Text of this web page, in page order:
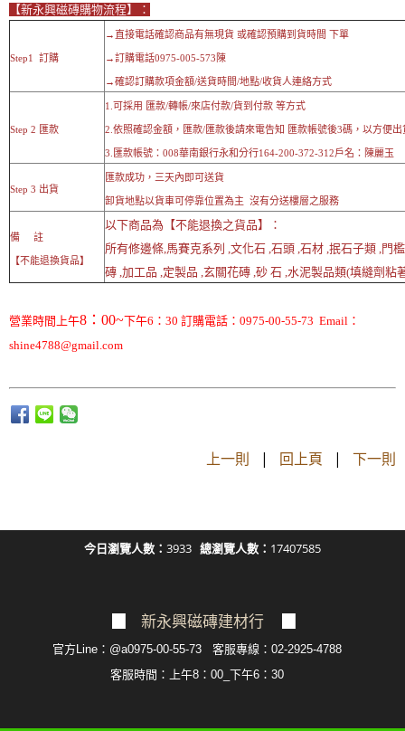
【新永興磁磚購物流程】：
Step1 訂購
→直接電話確認商品有無現貨 或確認預購到貨時間 下單
→訂購電話0975-005-573陳
→確認訂購款項金額/送貨時間/地點/收貨人連絡方式
Step 2 匯款
1.可採用 匯款/轉帳/來店付款/貨到付款 等方式
2.依照確認金額，匯款/匯款後請來電告知 匯款帳號後3碼，以方便出
3.匯款帳號：008華南銀行永和分行164-200-372-312戶名：陳麗玉
Step 3 出貨
匯款成功，三天內即可送貨
卸貨地點以貨車可停靠位置為主 沒有分送樓層之服務
備 註
【不能退換貨品】
以下商品為【不能退換之貨品】：
所有修邊條,馬賽克系列 ,文化石 ,石頭 ,石材 ,抿石子類 ,門
磚 ,加工品 ,定製品 ,玄關花磚 ,砂 石 ,水泥製品類(填縫劑粘
營業時間上午8：00~下午6：30 訂購電話：0975-00-55-73 Email：
shine4788@gmail.com
上一則 | 回上頁 | 下一則
今日瀏覽人數： 3933 總瀏覽人數： 17407585
新永興磁磚建材行
官方Line：@a0975-00-55-73 客服專線：02-2925-4788
客服 時間：上午8：00_下午6：30